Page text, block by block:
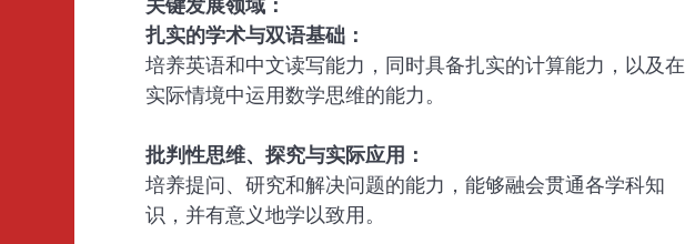
扎实的学术与双语基础：
培养英语和中文读写能力，同时具备扎实的计算能力，以及在
实际情境中运用数学思维的能力。
批判性思维、探究与实际应用：
培养提问、研究和解决问题的能力，能够融会贯通各学科知
识，并有意义地学以致用。